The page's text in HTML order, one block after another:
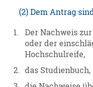
(2) Dem Antrag
1.
Der Nachweis
oder der
Hochschulreife,
2. das Studienbuch,